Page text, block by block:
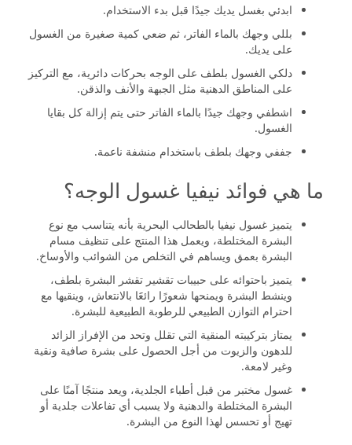
ابدئي بغسل يديك جيدًا قبل بدء الاستخدام.
بللي وجهك بالماء الفاتر، ثم ضعي كمية صغيرة من الغسول
على يديك.
دلكي الغسول بلطف على الوجه بحركات دائرية، مع التركيز
على المناطق الدهنية مثل الجبهة والأنف والذقن.
اشطفي وجهك جيدًا بالماء الفاتر حتى يتم إزالة كل بقايا
الغسول.
جففي وجهك بلطف باستخدام منشفة ناعمة.
ما هي فوائد نيفيا غسول الوجه؟
يتميز غسول نيفيا بالطحالب البحرية بأنه يتناسب مع نوع
البشرة المختلطة، ويعمل هذا المنتج على تنظيف مسام
البشرة بعمق ويساهم في التخلص من الشوائب والأوساخ.
يتميز باحتوائه على حبيبات تقشير تقشر البشرة بلطف،
وينشط البشرة ويمنحها شعورًا رائعََا بالانتعاش، وينقيها مع
احترام التوازن الطبيعي للرطوبة الطبيعية للبشرة.
يمتاز بتركيبته المنقية التي تقلل وتحد من الإفراز الزائد
للدهون والزيوت من أجل الحصول على بشرة صافية ونقية
وغير لامعة.
غسول مختبر من قبل أطباء الجلدية، ويعد منتجًا آمنًا على
البشرة المختلطة والدهنية ولا يسبب أي تفاعلات جلدية أو
تهيج أو تحسس لهذا النوع من البشرة.